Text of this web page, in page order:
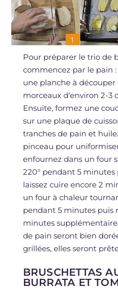
Pour préparer le trio de
commencez par le pain
une planche à
morceaux d'environ 2-3
Ensuite, formez une
sur une plaque de
tranches de pain et
pinceau pour
enfournez dans un four
220° pendant 5
laissez cuire encore 2
un four à chaleur
pendant 5 minutes puis
minutes
de pain seront bien
grillées, elles seront
BRUSCHETTAS
BURRATA ET